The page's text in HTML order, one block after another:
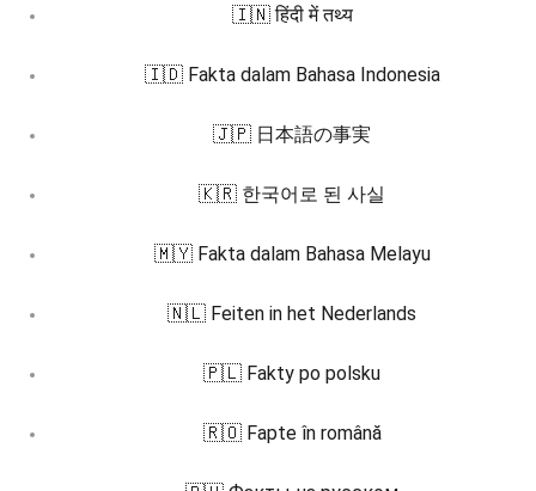
🇮🇳 हिंदी में तथ्य
🇮🇩 Fakta dalam Bahasa Indonesia
🇯🇵 日本語の事実
🇰🇷 한국어로 된 사실
🇲🇾 Fakta dalam Bahasa Melayu
🇳🇱 Feiten in het Nederlands
🇵🇱 Fakty po polsku
🇷🇴 Fapte în română